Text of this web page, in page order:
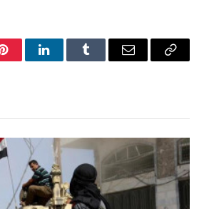
PinterestLinkedInTumblr Email
Copy